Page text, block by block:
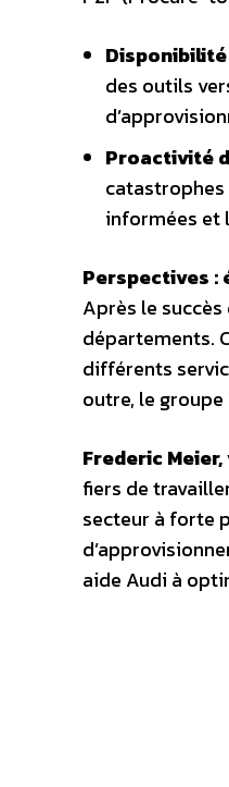
des outils
Proactivité
informées et
Perspectives :
Après le
départements.
différents
outre, le groupe
Frederic
fiers de
secteur à forte
aide Audi à